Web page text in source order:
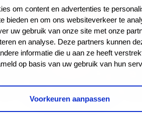
om content en advertenties te
bieden en om ons websiteverkeer te
uw gebruik van onze site met onze
en analyse. Deze partners kunnen
informatie die u aan ze heeft
op basis van uw gebruik van hun
Voorkeuren aanpassen